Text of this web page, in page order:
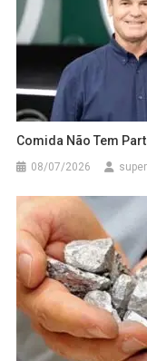
Comida Não Tem
08/07/2026